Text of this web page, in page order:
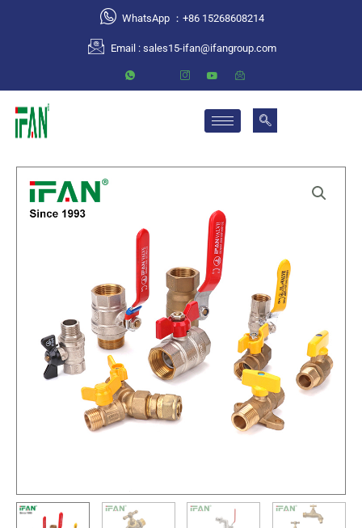
WhatsApp ：+86 15268608214
Email : sales15-ifan@ifangroup.com